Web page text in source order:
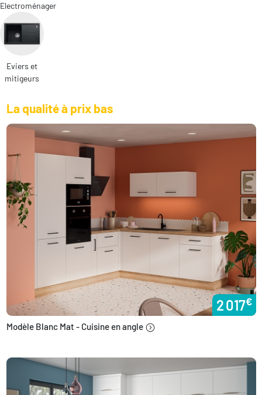
Electroménager
Eviers et
mitigeurs
La qualité à prix bas
2 017€
Modèle Blanc Mat - Cuisine en angle